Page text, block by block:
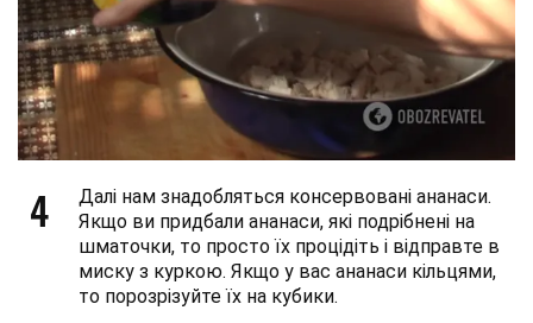
4
Далі нам знадобляться консервовані ананаси.
Якщо ви придбали ананаси, які подрібнені на
шматочки, то просто їх процідіть і відправте в
миску з куркою. Якщо у вас ананаси кільцями,
то порозрізуйте їх на кубики.